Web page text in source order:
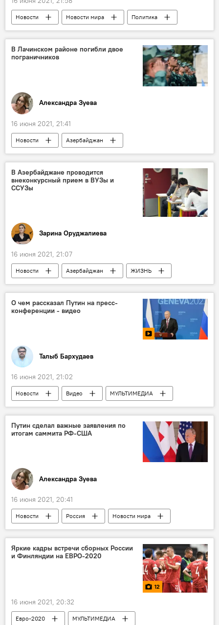
Новости Новости мира
Политика
Иран
выборы
президент
кандидаты
В Лачинском районе погибли двое
пограничников
Александра Зуева
16 июня 2021, 21:41
Новости
Азербайджан
Происшествия
ЖИЗНЬ
Государственная пограничная служба АР (ГПС)
Военнослужащие
В Азербайджане проводится
внеконкурсный прием в ВУЗы и
ССУЗы
Зарина Оруджалиева
16 июня 2021, 21:07
Новости Азербайджан ЖИЗНЬ
О чем рассказал Путин на пресс-
конференции - видео
Талыб Бархудаев
16 июня 2021, 21:02
Новости Видео
МУЛЬТИМЕДИА
Россия
Политика
Новости мира
Владимир Путин
Пресс-конференция
саммит
Россия
Путин сделал важные заявления по
итогам саммита РФ-США
Александра Зуева
16 июня 2021, 20:41
Новости Россия
Новости мира
Политика
Владимир Путин
встреча
Россия
США
Саммит Россия-США
Яркие кадры встречи сборных России
и Финляндии на ЕВРО-2020
12
16 июня 2021, 20:32
Евро-2020 МУЛЬТИМЕДИА